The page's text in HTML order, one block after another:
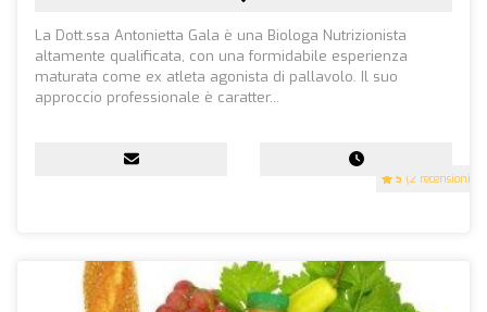
5 (2 recensioni)
La Dott.ssa Antonietta Gala è una Biologa Nutrizionista
altamente qualificata, con una formidabile esperienza
maturata come ex atleta agonista di pallavolo. Il suo
approccio professionale è caratter...